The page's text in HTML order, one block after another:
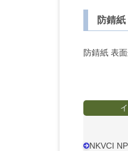
防錆
防錆紙 表
NKVCI